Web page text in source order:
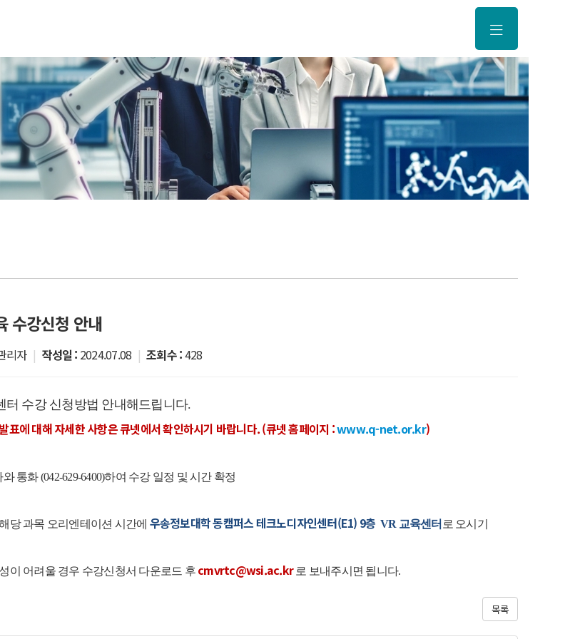
수강신청 안내
리자 | 작성일 : 2024.07.08 | 조회수 :428
터 수강 신청방법 안내해드립니다.
표에 대해 자세한 사항은 큐넷에서 확인하시기 바랍니다.(큐넷 홈페이지 :www.q-net.or.kr)
통화 (042-629-6400)하여 수강 일정 및 시간 확정
당 과목 오리엔테이션 시간에 우송정보대학 동캠퍼스 테크노디자인센터(E1) 9층 VR 교육센터 로 오시기
이 어려울 경우 수강신청서 다운로드 후 cmvrtc@wsi.ac.kr로 보내주시면 됩니다.
목록